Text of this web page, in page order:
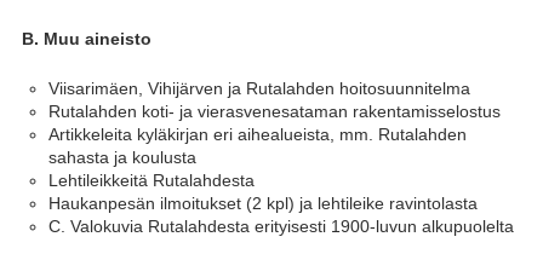
B. Muu aineisto
Viisarimäen, Vihijärven ja Rutalahden hoitosuunnitelma
Rutalahden koti- ja vierasvenesataman rakentamisselostus
Artikkeleita kyläkirjan eri aihealueista, mm. Rutalahden
sahasta ja koulusta
Lehtileikkeitä Rutalahdesta
Haukanpesän ilmoitukset (2 kpl) ja lehtileike ravintolasta
C. Valokuvia Rutalahdesta erityisesti 1900-luvun alkupuolelta